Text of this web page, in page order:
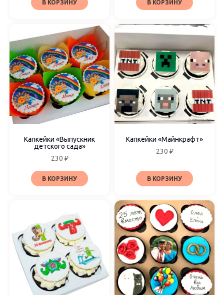
В КОРЗИНУ В КОРЗИНУ
Капкейки «Выпускник
детского сада»
230 ₽
В КОРЗИНУ
Капкейки «Майнкрафт»
230 ₽
В КОРЗИНУ